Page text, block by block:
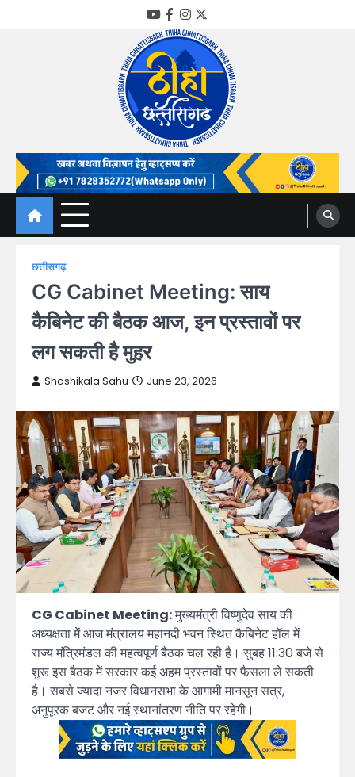
YouTube
Facebook
Instagram
Twitter
Thiha Chhattisgarh
गोठ जन-जन के
छत्तीसगढ़
CG Cabinet Meeting: साय
कैबिनेट की बैठक आज, इन प्रस्तावों पर
लग सकती है मुहर
Shashikala Sahu June 23, 2026
CG Cabinet Meeting:मुख्यमंत्री विष्णुदेव साय की
अध्यक्षता में आज मंत्रालय महानदी भवन स्थित कैबिनेट हॉल में
राज्य मंत्रिमंडल की महत्वपूर्ण बैठक चल रही है। सुबह 11:30 बजे से
शुरू इस बैठक में सरकार कई अहम प्रस्तावों पर फैसला ले सकती
है। सबसे ज्यादा नजर विधानसभा के आगामी मानसून सत्र,
अनुपूरक बजट और नई स्थानांतरण नीति पर रहेगी।